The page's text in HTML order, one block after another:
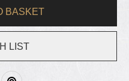
BASKET
LIST